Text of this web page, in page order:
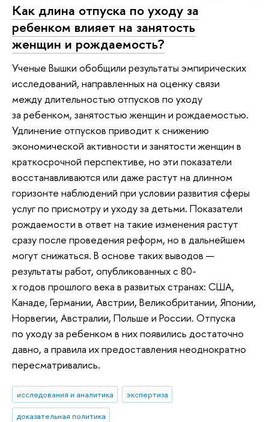
Как длина отпуска по уходу за
ребенком влияет на занятость
женщин и рождаемость?
Ученые Вышки обобщили результаты эмпирических
исследований, направленных на оценку связи
между длительностью отпусков по уходу
за ребенком, занятостью женщин и рождаемостью.
Удлинение отпусков приводит к снижению
экономической активности и занятости женщин в
краткосрочной перспективе, но эти показатели
восстанавливаются или даже растут на длинном
горизонте наблюдений при условии развития сферы
услуг по присмотру и уходу за детьми. Показатели
рождаемости в ответ на такие изменения растут
сразу после проведения реформ, но в дальнейшем
могут снижаться. В основе таких выводов —
результаты работ, опубликованных с 80-
х годов прошлого века в развитых странах: США,
Канаде, Германии, Австрии, Великобритании, Японии,
Норвегии, Австралии, Польше и России. Отпуска
по уходу за ребенком в них появились достаточно
давно, а правила их предоставления неоднократно
пересматривались.
исследования и аналитика
экспертиза
доказательная политика